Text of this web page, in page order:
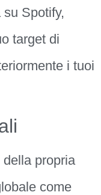
Spotify,
target di
i tuoi
propria
come